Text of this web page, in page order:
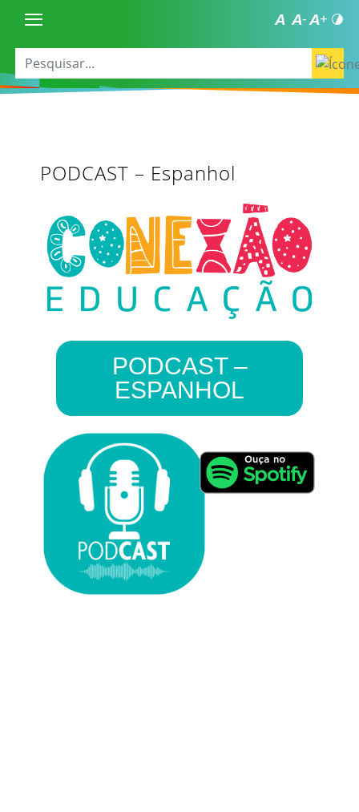
PODCAST – Espanhol
PODCAST –
ESPANHOL